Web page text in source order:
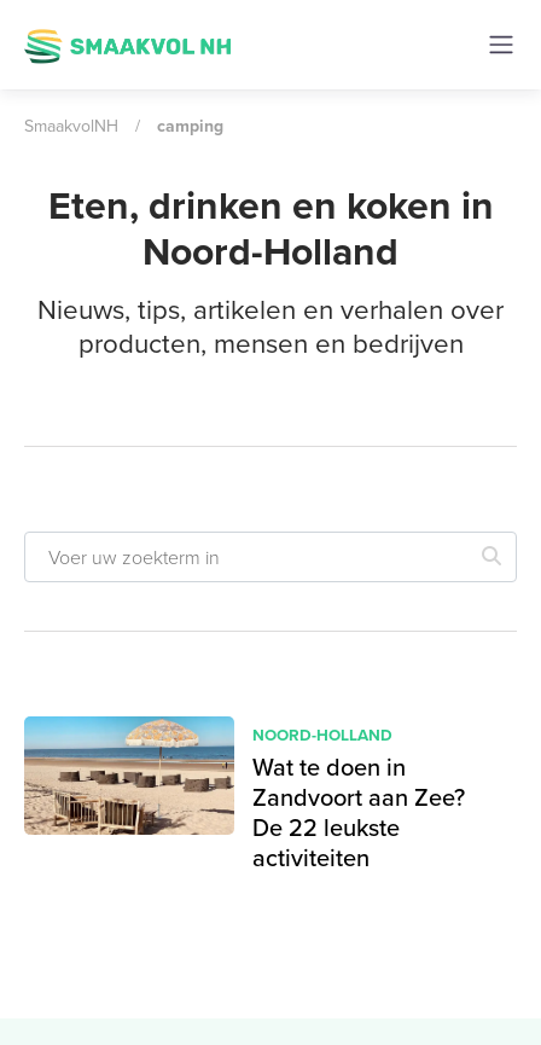
SmaakvolNH / camping
Eten, drinken en koken in
Noord-Holland
Nieuws, tips, artikelen en verhalen over
producten, mensen en bedrijven
NOORD-HOLLAND
Wat te doen in
Zandvoort aan Zee?
De 22 leukste
activiteiten